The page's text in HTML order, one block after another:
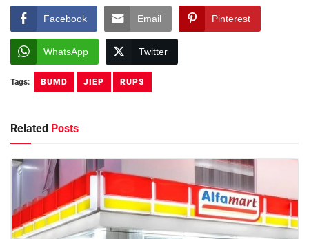
Facebook Email Pinterest
WhatsApp Twitter
Tags: BUMD JIEP RUPS
Related Posts